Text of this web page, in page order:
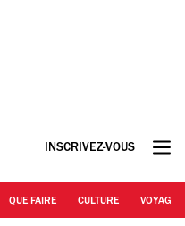
INSCRIVEZ-VOUS
QUE FAIRE CULTURE VOYAGE